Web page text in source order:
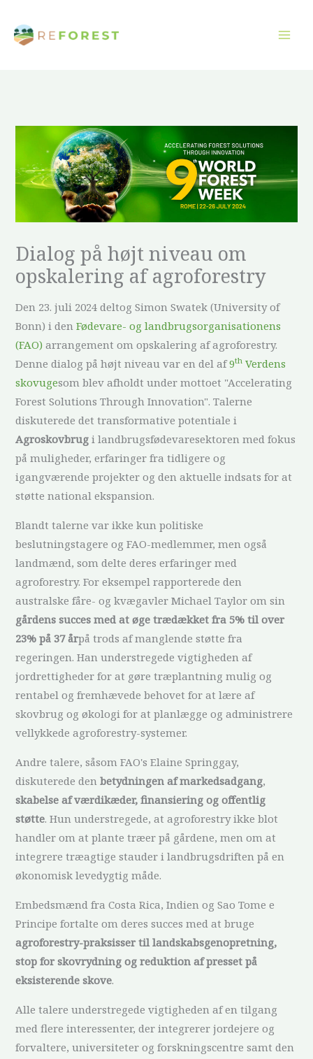
indholdet
Dialog på højt niveau om
opskalering af agroforestry
Den 23. juli 2024 deltog Simon Swatek (University of
Bonn) i denFødevare- og landbrugsorganisationens
(FAO) arrangement om opskalering af agroforestry.
Denne dialog på højt niveau var en del af9th Verdens
skovugesom blev afholdt under mottoet "Accelerating
Forest Solutions Through Innovation". Talerne
diskuterede det transformative potentiale i
Agroskovbrug i landbrugsfødevaresektoren med fokus
på muligheder, erfaringer fra tidligere og
igangværende projekter og den aktuelle indsats for at
støtte national ekspansion.
Blandt talerne var ikke kun politiske
beslutningstagere og FAO-medlemmer, men også
landmænd, som delte deres erfaringer med
agroforestry. For eksempel rapporterede den
australske fåre- og kvægavler Michael Taylor om sin
gårdens succes med at øge trædækket fra 5% til over
23% på 37 årpå trods af manglende støtte fra
regeringen. Han understregede vigtigheden af
jordrettigheder for at gøre træplantning mulig og
rentabel og fremhævede behovet for at lære af
skovbrug og økologi for at planlægge og administrere
vellykkede agroforestry-systemer.
Andre talere, såsom FAO's Elaine Springgay,
diskuterede denbetydningen af markedsadgang,
skabelse af værdikæder, finansiering og offentlig
støtte. Hun understregede, at agroforestry ikke blot
handler om at plante træer på gårdene, men om at
integrere træagtige stauder i landbrugsdriften på en
økonomisk levedygtig måde.
Embedsmænd fra Costa Rica, Indien og Sao Tome e
Principe fortalte om deres succes med at bruge
agroforestry-praksisser til landskabsgenopretning,
stop for skovrydning og reduktion af presset på
eksisterende skove.
Alle talere understregede vigtigheden af en tilgang
med flere interessenter, der integrerer jordejere og
forvaltere, universiteter og forskningscentre samt den